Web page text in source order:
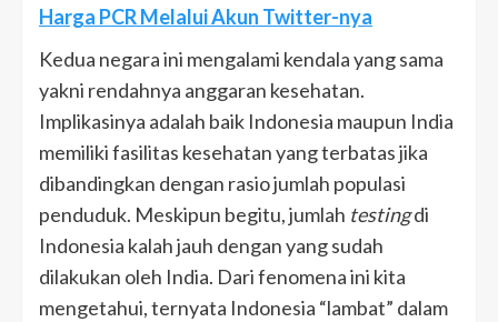
Harga PCR Melalui Akun Twitter-nya
Kedua negara ini mengalami kendala yang sama
yakni rendahnya anggaran kesehatan.
Implikasinya adalah baik Indonesia maupun India
memiliki fasilitas kesehatan yang terbatas jika
dibandingkan dengan rasio jumlah populasi
penduduk. Meskipun begitu, jumlah testingdi
Indonesia kalah jauh dengan yang sudah
dilakukan oleh India. Dari fenomena ini kita
mengetahui, ternyata Indonesia “lambat” dalam